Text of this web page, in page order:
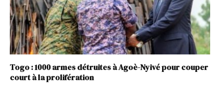
Togo : 1000 armes détruites à Agoè-Nyivé pour couper
court à la prolifération